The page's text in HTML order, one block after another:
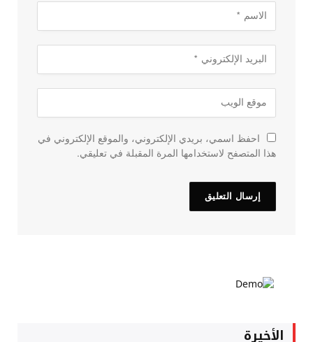
احفظ اسمي، بريدي الإلكتروني، والموقع الإلكتروني في
هذا المتصفح لاستخدامها المرة المقبلة في تعليقي.
الأخيرة